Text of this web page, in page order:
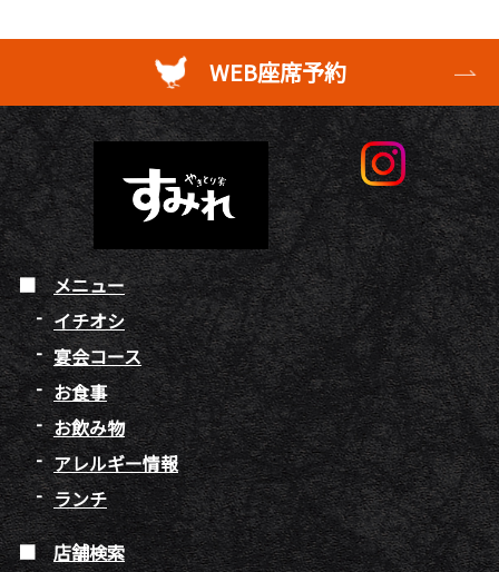
WEB座席予約
メニュー
イチオシ
宴会コース
お食事
お飲み物
アレルギー情報
ランチ
店舗検索